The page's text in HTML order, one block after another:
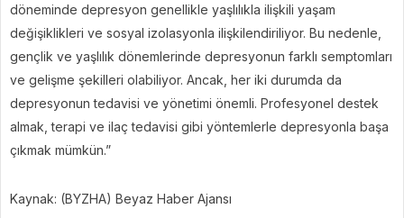
döneminde depresyon genellikle yaşlılıkla ilişkili yaşam
değişiklikleri ve sosyal izolasyonla ilişkilendiriliyor. Bu nedenle,
gençlik ve yaşlılık dönemlerinde depresyonun farklı semptomları
ve gelişme şekilleri olabiliyor. Ancak, her iki durumda da
depresyonun tedavisi ve yönetimi önemli. Profesyonel destek
almak, terapi ve ilaç tedavisi gibi yöntemlerle depresyonla başa
çıkmak mümkün.”
Kaynak: (BYZHA) Beyaz Haber Ajansı